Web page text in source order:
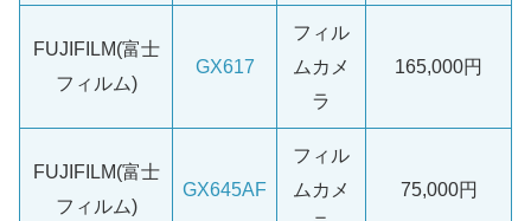
FUJIFILM(富士
フィルム)
GX617
フィル
ムカメ
ラ
165,000円
FUJIFILM(富士
フィルム)
GX645AF
フィル
ムカメ
75,000円